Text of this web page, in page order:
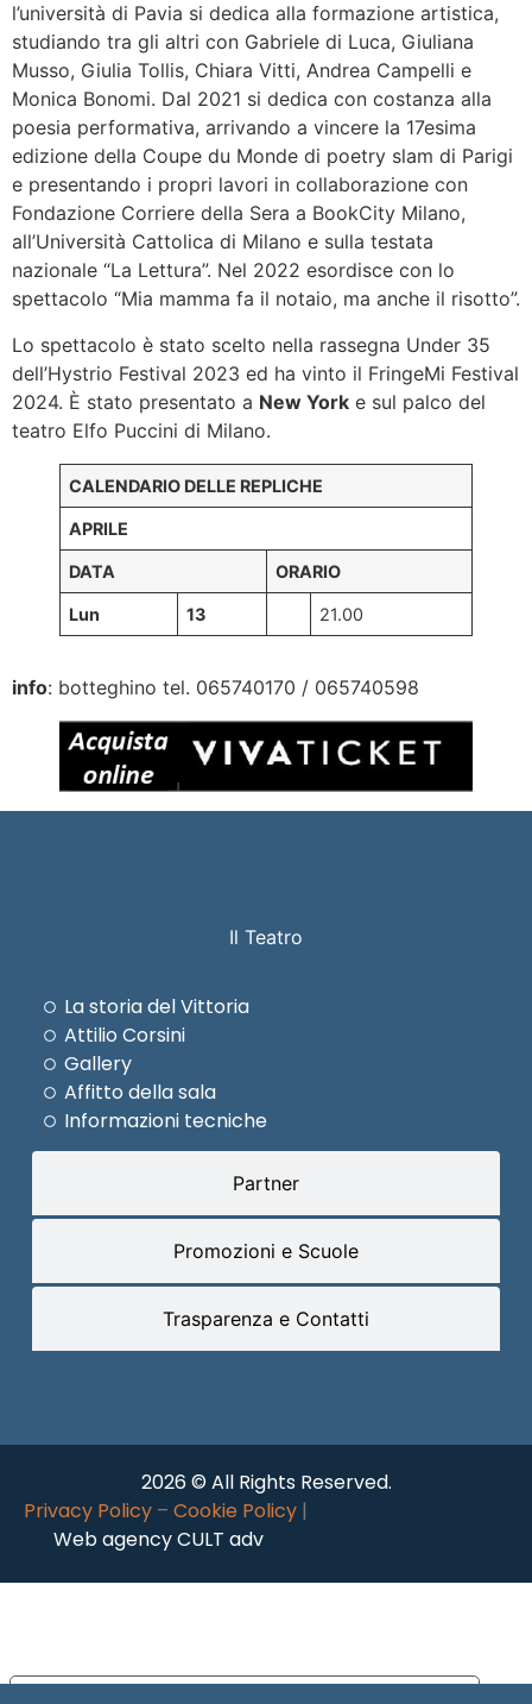
l’università di Pavia si dedica alla formazione artistica,
studiando tra gli altri con Gabriele di Luca, Giuliana
Musso, Giulia Tollis, Chiara Vitti, Andrea Campelli e
Monica Bonomi. Dal 2021 si dedica con costanza alla
poesia performativa, arrivando a vincere la 17esima
edizione della Coupe du Monde di poetry slam di Parigi
e presentando i propri lavori in collaborazione con
Fondazione Corriere della Sera a BookCity Milano,
all’Università Cattolica di Milano e sulla testata
nazionale “La Lettura”. Nel 2022 esordisce con lo
spettacolo “Mia mamma fa il notaio, ma anche il risotto”.
Lo spettacolo è stato scelto nella rassegna Under 35
dell’Hystrio Festival 2023 ed ha vinto il FringeMi Festival
2024. È stato presentato a New York e sul palco del
teatro Elfo Puccini di Milano.
CALENDARIO DELLE REPLICHE
APRILE
DATA ORARIO
Lun 13 21.00
info: botteghino tel. 065740170 / 065740598
Il Teatro
Partner
Promozioni e Scuole
Trasparenza e Contatti
La storia del Vittoria
Attilio Corsini
Gallery
Affitto della sala
Informazioni tecniche
2026 © All Rights Reserved.
Privacy Policy – Cookie Policy |
Web agency CULT adv